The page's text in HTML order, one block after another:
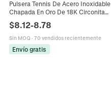
Pulsera Tennis De Acero Inoxidable
Chapada En Oro De 18K Circonita
Minimalista Para Mujer
$8.12-8.78
Sin MOQ · 70 vendidos recientemente
Envío gratis